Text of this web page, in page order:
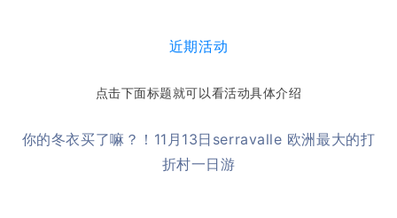
近期活动
点击下面标题就可以看活动具体介绍
你的冬衣买了嘛？！11月13日serravalle 欧洲最大的打
折村一日游